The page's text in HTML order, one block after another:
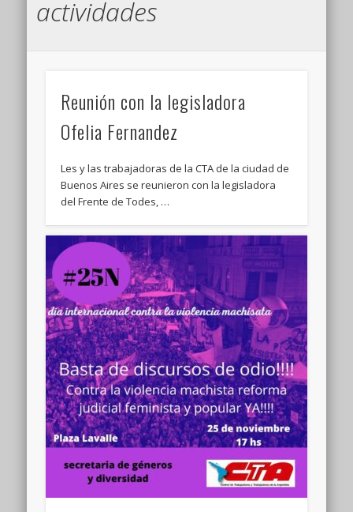
actividades
Reunión con la legisladora
Ofelia Fernandez
Les y las trabajadoras de la CTA de la ciudad de
Buenos Aires se reunieron con la legisladora
del Frente de Todes, …